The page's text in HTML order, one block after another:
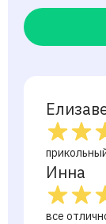
Инна
все